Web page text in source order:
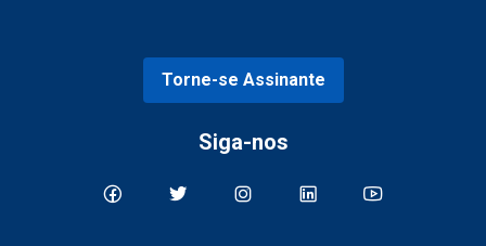
Torne-se Assinante
Siga-nos